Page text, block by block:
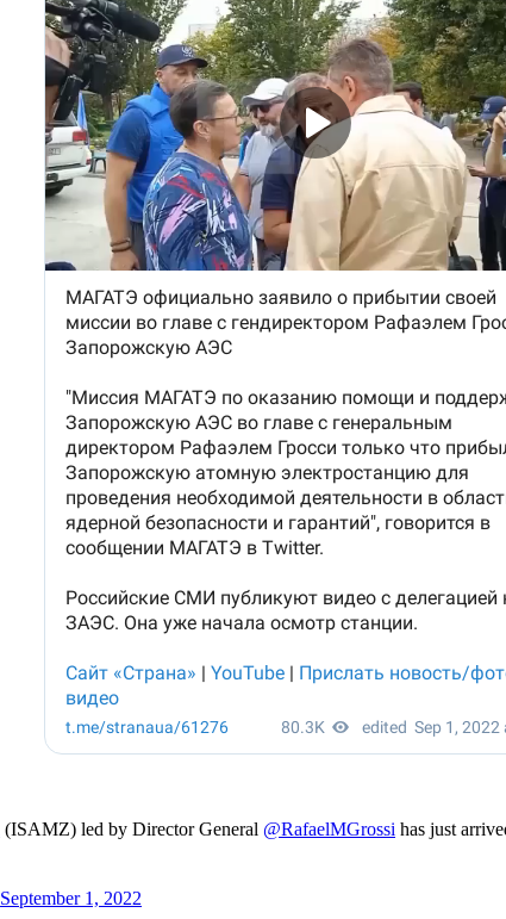
(ISAMZ) led by Director General @RafaelMGrossi has just
September 1, 2022